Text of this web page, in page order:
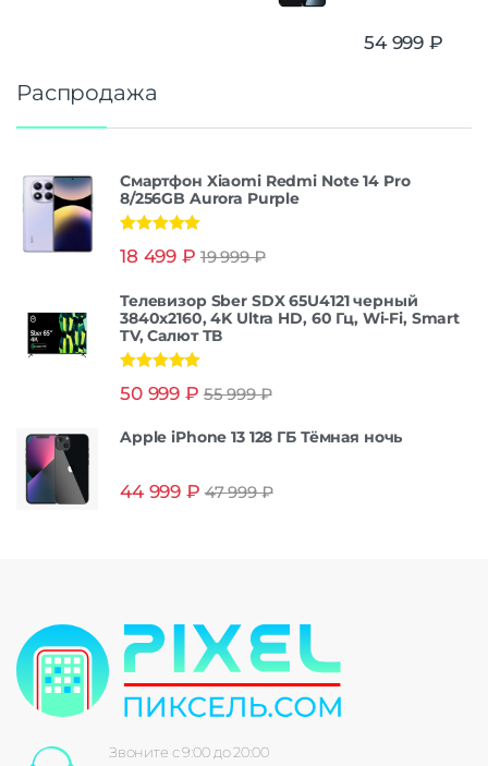
54 999 ₽
Распродажа
Смартфон Xiaomi Redmi Note 14 Pro
8/256GB Aurora Purple
из 5
18 499 ₽ 19 999₽
Телевизор Sber SDX 65U4121 черный
3840x2160, 4K Ultra HD, 60 Гц, Wi-Fi, Smart
TV, Салют ТВ
из 5
50 999 ₽ 55 999₽
Apple iPhone 13 128 ГБ Тёмная ночь
44 999 ₽ 47 999₽
Звоните с 9:00 до 20:00